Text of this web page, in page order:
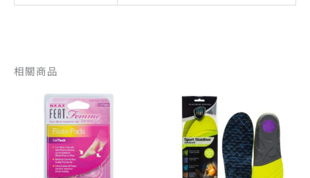
相關商品
原
始
價
格：
NT$ 400。 NT$ 360。
價
格：
NT$ 1,490。
產
品
有
多